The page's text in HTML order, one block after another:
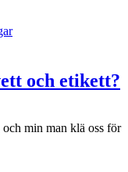
och etikett?
min man klä oss för